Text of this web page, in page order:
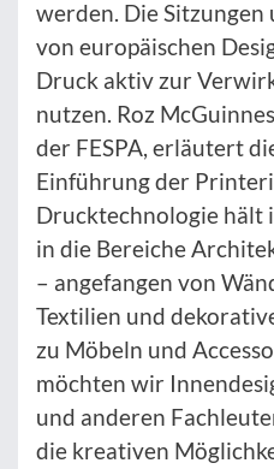
werden. Die Sitzungen
von europäischen
Druck aktiv zur
nutzen. Roz
der FESPA, erläutert
Einführung der
Drucktechnologie hält
in die Bereiche
– angefangen von
Textilien und
zu Möbeln und
möchten wir
und anderen
die kreativen